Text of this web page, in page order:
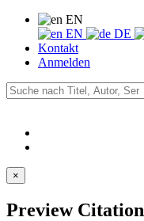
EN
EN
DE
Kontakt
Anmelden
×
Preview Citation